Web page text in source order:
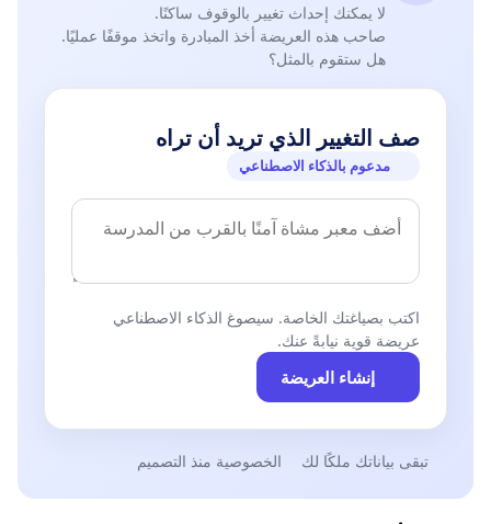
لا يمكنك إحداث تغيير بالوقوف ساكنًا.
صاحب هذه العريضة أخذ المبادرة واتخذ موقفًا عمليًا.
هل ستقوم بالمثل؟
صف التغيير الذي تريد أن تراه
مدعوم بالذكاء الاصطناعي
اكتب بصياغتك الخاصة. سيصوغ الذكاء الاصطناعي
عريضة قوية نيابةً عنك.
إنشاء العريضة
تبقى بياناتك ملكًا لك الخصوصية منذ التصميم